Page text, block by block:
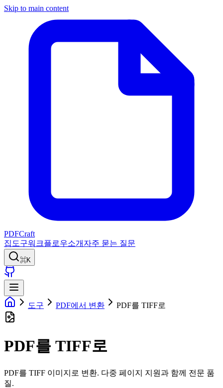
Skip to main content
PDFCraft
집 도구워크플로우소개 자주 묻는 질문
⌘K
도구 PDF에서 변환 PDF를 TIFF로
PDF를 TIFF로
PDF를 TIFF 이미지로 변환. 다중 페이지 지원과 함께 전문 품
질.